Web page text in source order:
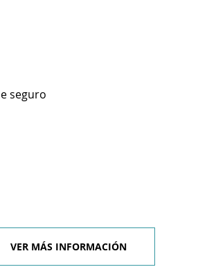
seguro
VER MÁS INFORMACIÓN